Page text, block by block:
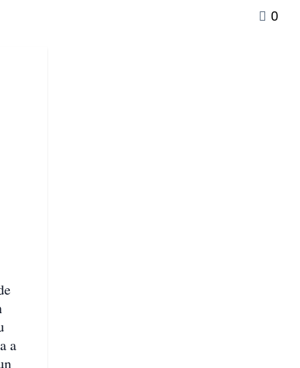
0
a